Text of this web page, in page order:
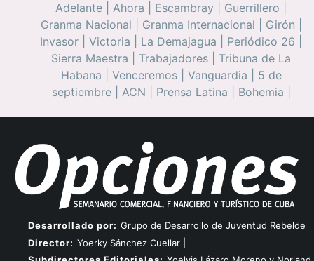
Adelante Ahora Escambray Guerrillero
Granma Nacional
Granma Internacional Girón
Invasor
Victoria La Demajagua Periódico 26
Sierra Maestra
Trabajadores
Tribuna de La
Habana
Venceremos| Vanguardia
5 de
septiembre| ACN Prensa Latina Bohemia
Desarrollado por: Grupo de Desarrollo de Juventud Rebelde
Director: Yoerky Sánchez Cuellar |